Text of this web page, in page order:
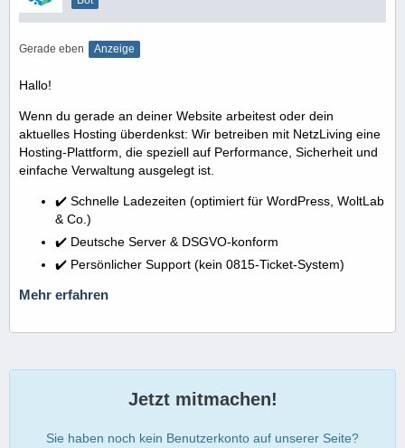
Gerade eben Anzeige
Hallo!
Wenn du gerade an deiner Website arbeitest oder dein
aktuelles Hosting überdenkst: Wir betreiben mit NetzLiving eine
Hosting-Plattform, die speziell auf Performance, Sicherheit und
einfache Verwaltung ausgelegt ist.
✔️ Schnelle Ladezeiten (optimiert für WordPress, WoltLab
& Co.)
✔️ Deutsche Server & DSGVO-konform
✔️ Persönlicher Support (kein 0815-Ticket-System)
Mehr erfahren
Jetzt mitmachen!
Sie haben noch kein Benutzerkonto auf unserer Seite?